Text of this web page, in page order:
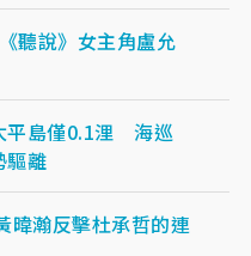
聽說》女主角盧允
平島僅0.1浬 海巡
驅離
暐瀚反擊杜承哲的連